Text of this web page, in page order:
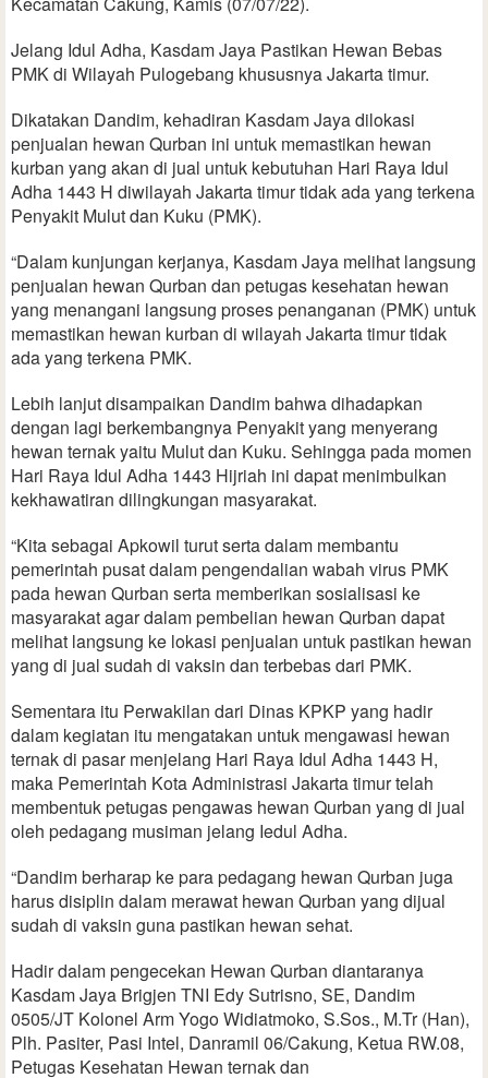
Jelang Idul Adha, Kasdam Jaya Pastikan Hewan Bebas
PMK di Wilayah Pulogebang khususnya Jakarta timur.
Dikatakan Dandim, kehadiran Kasdam Jaya dilokasi
penjualan hewan Qurban ini untuk memastikan hewan
kurban yang akan di jual untuk kebutuhan Hari Raya Idul
Adha 1443 H diwilayah Jakarta timur tidak ada yang terkena
Penyakit Mulut dan Kuku (PMK).
“Dalam kunjungan kerjanya, Kasdam Jaya melihat langsung
penjualan hewan Qurban dan petugas kesehatan hewan
yang menangani langsung proses penanganan (PMK) untuk
memastikan hewan kurban di wilayah Jakarta timur tidak
ada yang terkena PMK.
Lebih lanjut disampaikan Dandim bahwa dihadapkan
dengan lagi berkembangnya Penyakit yang menyerang
hewan ternak yaitu Mulut dan Kuku. Sehingga pada momen
Hari Raya Idul Adha 1443 Hijriah ini dapat menimbulkan
kekhawatiran dilingkungan masyarakat.
“Kita sebagai Apkowil turut serta dalam membantu
pemerintah pusat dalam pengendalian wabah virus PMK
pada hewan Qurban serta memberikan sosialisasi ke
masyarakat agar dalam pembelian hewan Qurban dapat
melihat langsung ke lokasi penjualan untuk pastikan hewan
yang di jual sudah di vaksin dan terbebas dari PMK.
Sementara itu Perwakilan dari Dinas KPKP yang hadir
dalam kegiatan itu mengatakan untuk mengawasi hewan
ternak di pasar menjelang Hari Raya Idul Adha 1443 H,
maka Pemerintah Kota Administrasi Jakarta timur telah
membentuk petugas pengawas hewan Qurban yang di jual
oleh pedagang musiman jelang Iedul Adha.
“Dandim berharap ke para pedagang hewan Qurban juga
harus disiplin dalam merawat hewan Qurban yang dijual
sudah di vaksin guna pastikan hewan sehat.
Hadir dalam pengecekan Hewan Qurban diantaranya
Kasdam Jaya Brigjen TNI Edy Sutrisno, SE, Dandim
0505/JT Kolonel Arm Yogo Widiatmoko, S.Sos., M.Tr (Han),
Plh. Pasiter, Pasi Intel, Danramil 06/Cakung, Ketua RW.08,
Petugas Kesehatan Hewan ternak dan